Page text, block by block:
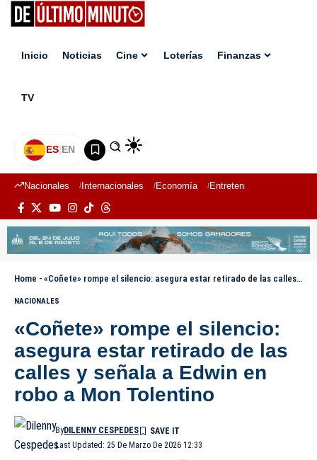
Inicio Noticias Cine Loterías Finanzas
TV
ES|EN
Nacionales Internacionales Economía Entretenimiento
Home - «Coñete» rompe el silencio: asegura estar retirado de las calles y señala a Edwin en robo a Mon Tolentino
NACIONALES
«Coñete» rompe el silencio:
asegura estar retirado de las
calles y señala a Edwin en
robo a Mon Tolentino
Last Updated: 25 De Marzo De 2026 12:33
ByDILENNY CESPEDES